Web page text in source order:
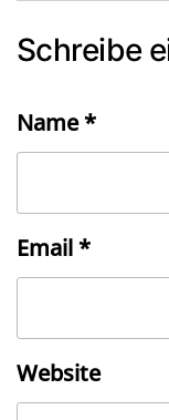
Schreibe
Name*
Email*
Website